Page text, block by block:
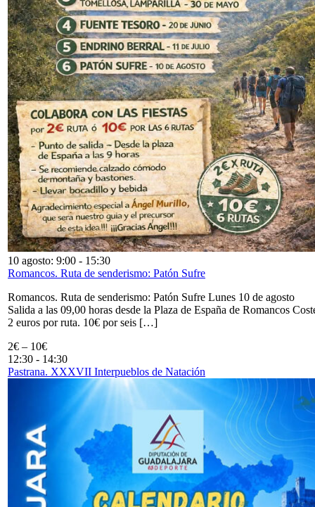
10 agosto: 9:00 - 15:30
Romancos. Ruta de senderismo: Patón Sufre
Romancos. Ruta de senderismo: Patón Sufre Lunes 10 de agosto
Salida a las 09,00 horas desde la Plaza de España de Romancos
2 euros por ruta. 10€ por seis […]
2€ – 10€
12:30 - 14:30
Pastrana. XXXVII Interpueblos de Natación